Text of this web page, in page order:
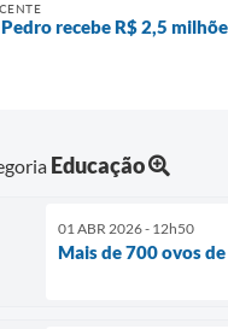
Pedro recebe R$ 2,5
Educação
01 ABR 2026 - 12h50
Mais de 700 ovos